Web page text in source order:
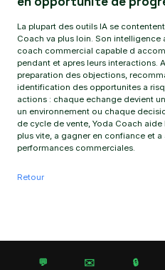
La plupart des outils IA se
Coach va plus loin. Son
coach commercial capable d
pendant et apres leurs interactions.
preparation des objections,
identification des opportunites a
actions : chaque echange devient
un environnement ou chaque
de cycle de vente, Yoda Coach
plus vite, a gagner en confiance et
performances commerciales.
Retour
💬 ✉️ 🔒